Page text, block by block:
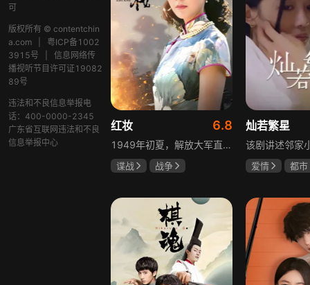
可
版权所有 © contentchin
a.com
粤ICP备1002
3915号
信息网络传
播视听节目许可证19082
89号
违法和不良信息举报电
话：400-0000-2345
广东省互联网违法和不良
信息举报中心
红妆 6.8
1949年初夏，解放大军直抵上海，国民党国防部保密局的中共地下党员邓家骥奉命撤往台湾，其妻同为地下党的沈荷因临产被留在上海。新中国成立之初，面对敌特的破坏活动，斗争形势严峻，沈荷隐藏真实身份，继续与敌人展开新一轮斗争，在隐秘战线坚守信仰，为新政权的稳定默默奉献。
谍战
战争
灿若繁星
爱情
都市